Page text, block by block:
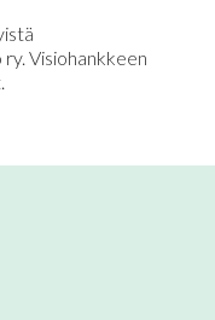
Visiohankkeen